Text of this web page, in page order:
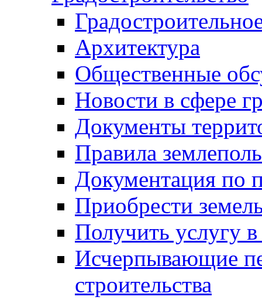
Архитектура
Общественные
Новости в сфере
Документы
Правила
Документация по
Приобрести
Получить услугу в
Исчерпывающие
строительства